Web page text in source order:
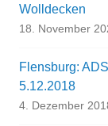
Wolldecken
18. November
Flensburg:
5.12.2018
4. Dezember